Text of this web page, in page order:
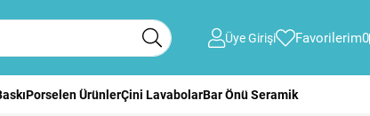
Üye Girişi Favorilerim0
Porselen ÜrünlerÇini LavabolarBar Önü Seramik